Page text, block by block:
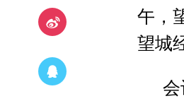
午，
望城